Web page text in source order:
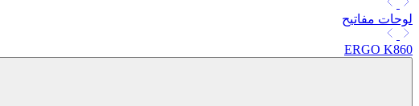
لوحات مفاتيح
ERGO K860